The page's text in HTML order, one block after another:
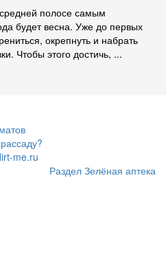
полосе самым
будет весна. Уже до первых
окрепнуть и набрать
Чтобы этого достичь, ...
me.ru
Раздел Зелёная аптека